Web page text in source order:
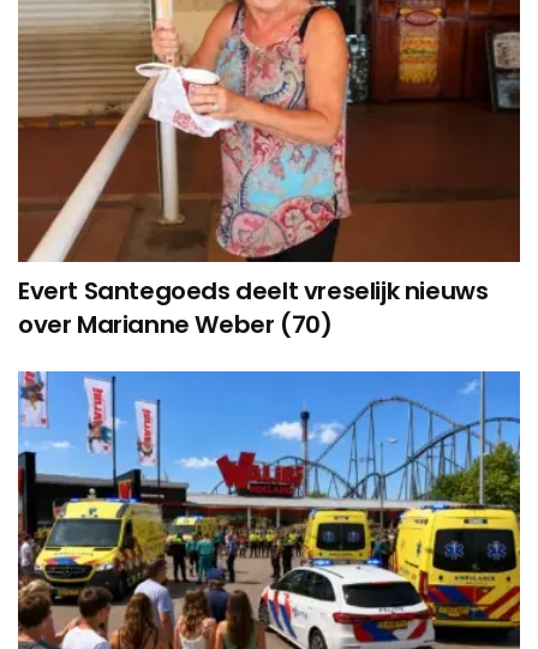
Evert Santegoeds deelt vreselijk nieuws
over Marianne Weber (70)